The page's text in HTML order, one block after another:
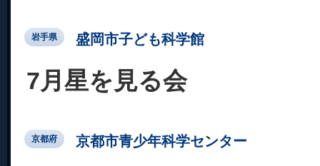
岩手県 盛岡市子ども科学館
7月星を見る会
京都府 京都市青少年科学センター